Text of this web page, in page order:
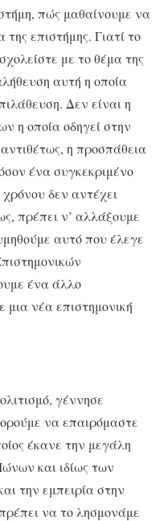
πώς μαθαίνουμε να
επιστήμης. Γιατί το
με το θέμα της
αυτή η οποία
Δεν είναι η
η οποία οδηγεί στην
η προσπάθεια
ένα συγκεκριμένο
δεν αντέχει
πρέπει ν’ αλλάξουμε
αυτό που έλεγε
ένα άλλο
νέα επιστημονική
γέννησε
να επαιρόμαστε
έκανε την μεγάλη
και ιδίως των
την εμπειρία στην
να το λησμονάμε